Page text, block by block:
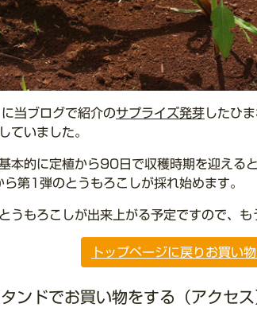
当ブログで紹介のサプライズ発芽したひ
ていました。
本的に定植から90日で収穫時期を迎える
第1弾のとうもろこしが採れ始めます。
うもろこしが出来上がる予定ですので、も
トップページに戻り お買い
ンドでお買い物をする（アクセス